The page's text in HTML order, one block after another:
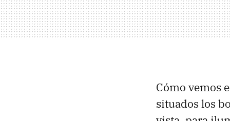
Cómo vemos
situados los